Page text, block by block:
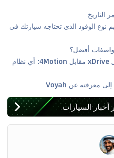
95 مقابل سوبر 98: فهم نوع الوقود الذي تحتاجه سيارتك في
Quattro مقابل 4Matic مقابل xDrive مقابل 4Motion: أي نظام
أخبار السيارات